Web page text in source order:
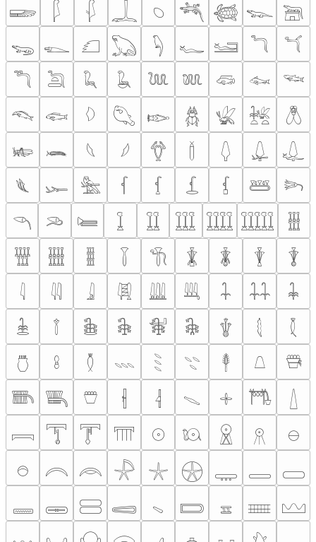
𓆃
𓆄 𓆅 𓆆 𓆇 𓆈 𓆉 𓆊 𓆋
𓆌 𓆍 𓆎 𓆏 𓆐 𓆑 𓆒 𓆓
𓆔
𓆕
𓆖 𓆗 𓆘 𓆙 𓆚 𓆛 𓆜
𓆝
𓆞 𓆟 𓆠 𓆡 𓆢 𓆣 𓆤 𓆥
𓆦
𓆧
𓆨 𓆩 𓆪 𓆫 𓆬 𓆭 𓆮
𓆯
𓆰
𓆱 𓆲 𓆳 𓆴 𓆵 𓆶 𓆷
𓆸
𓆹
𓆺 𓆻 𓆼 𓆽 𓆾 𓆿 𓇀
𓇁
𓇂
𓇃 𓇄 𓇅 𓇆 𓇇 𓇈 𓇉
𓇊
𓇋
𓇌 𓇍 𓇎 𓇏 𓇐 𓇑 𓇒
𓇓
𓇔
𓇕 𓇖 𓇗 𓇘 𓇙 𓇚 𓇛
𓇜
𓇝
𓇞 𓇟 𓇠 𓇡 𓇢 𓇣 𓇤
𓇥
𓇦 𓇧 𓇨 𓇩 𓇪 𓇫 𓇬 𓇭
𓇮
𓇯
𓇰 𓇱 𓇲 𓇳 𓇴 𓇵 𓇶
𓇷
𓇸
𓇹 𓇺 𓇻 𓇼 𓇽 𓇾 𓇿 𓈀
𓈁
𓈂 𓈃 𓈄 𓈅 𓈆 𓈇 𓈈 𓈉